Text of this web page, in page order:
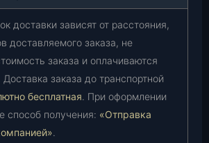
доставки зависят от расстояния,
доставляемого заказа, не
заказа и оплачиваются
заказа до транспортной
бесплатная. При оформлении
способ получения: «Отправка
.